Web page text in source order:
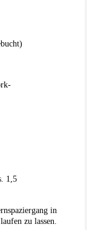
1,5
in
zu lassen.